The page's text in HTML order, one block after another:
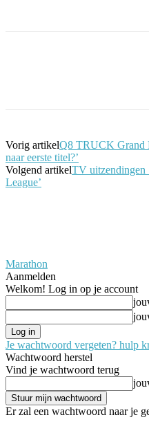
Vorig artikelQ8 TRUCK Grand
naar eerste titel?’
Volgend artikelTV uitzendingen
League’
Marathon
Aanmelden
Welkom! Log in op je account
Je wachtwoord vergeten? hulp
Wachtwoord herstel
Vind je wachtwoord terug
Er zal een wachtwoord naar je